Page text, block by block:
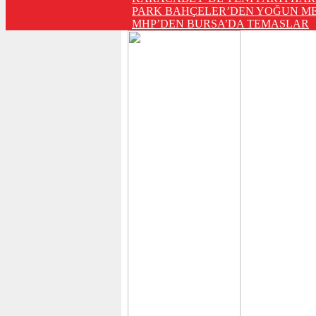
PARK BAHÇELER’DEN YOĞUN
MHP’DEN BURSA’DA TEMASLAR